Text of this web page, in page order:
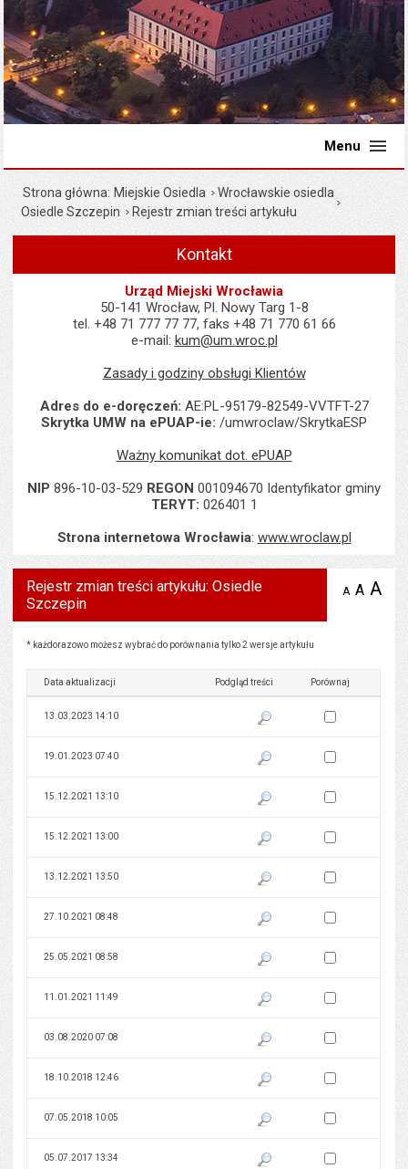
Menu
Strona główna Miejskie Osiedla
Wrocławskie osiedla
Osiedle Szczepin
Rejestr zmian treści artykułu
Kontakt
Urząd Miejski Wrocławia
50-141 Wrocław, Pl. Nowy Targ 1-8
tel. +48 71 777 77 77, faks +48 71 770 61 66
e-mail: kum@um.wroc.pl
Zasady i godziny obsługi Klientów
Adres do e-doręczeń: AE:PL-95179-82549-VVTFT-27
Skrytka UMW na ePUAP-ie: /umwroclaw/SkrytkaESP
Ważny komunikat dot. ePUAP
NIP 896-10-03-529 REGON 001094670 Identyfikator gminy
TERYT: 026401 1
Strona internetowa Wrocławia: www.wroclaw.pl
Rejestr zmian treści artykułu: Osiedle
Szczepin
A zmniejsz
A A
Rejestr zmian treści artykułu: Osiedle Szczepin
* każdorazowo możesz wybrać do porównania tylko 2 wersje artykułu
Data aktualizacji Podgląd treści Porównaj
13.03.2023 14:10 Pokaż podgląd wersji z dnia
Zaznacz wersję do
19.01.2023 07:40 Pokaż podgląd wersji z dnia
Zaznacz wersję do
15.12.2021 13:10 Pokaż podgląd wersji z dnia
Zaznacz wersję do
15.12.2021 13:00 Pokaż podgląd wersji z dnia
Zaznacz wersję do
13.12.2021 13:50 Pokaż podgląd wersji z dnia
Zaznacz wersję do
27.10.2021 08:48 Pokaż podgląd wersji z dnia
Zaznacz wersję do
25.05.2021 08:58 Pokaż podgląd wersji z dnia
Zaznacz wersję do
11.01.2021 11:49 Pokaż podgląd wersji z dnia
Zaznacz wersję do
03.08.2020 07:08 Pokaż podgląd wersji z dnia
Zaznacz wersję do
18.10.2018 12:46 Pokaż podgląd wersji z dnia
Zaznacz wersję do
07.05.2018 10:05 Pokaż podgląd wersji z dnia
Zaznacz wersję do
05.07.2017 13:34 Pokaż podgląd wersji z dnia
Zaznacz wersję do